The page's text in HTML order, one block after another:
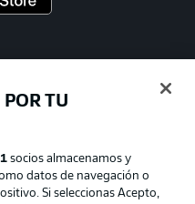
TU
socios almacenamos y
datos de navegación o
Si seleccionas Acepto,